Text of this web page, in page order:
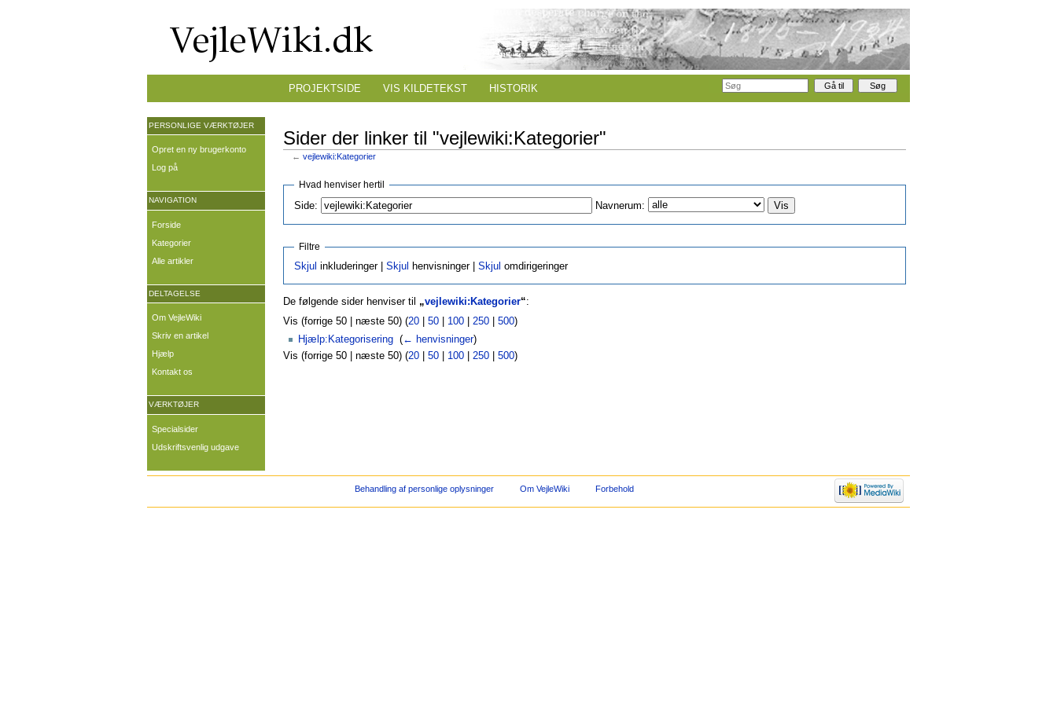
Sider der linker til "vejlewiki:Kategorier"
← vejlewiki:Kategorier
Hvad henviser hertil
Side:
Navnerum:
Filtre
Skjul inkluderinger | Skjul henvisninger | Skjul omdirigeringer
De følgende sider henviser til „vejlewiki:Kategorier“:
Vis (forrige 50 | næste 50) (20 50 100 250 500)
Hjælp:Kategorisering ‎(← henvisninger)
Vis (forrige 50 | næste 50) (20 50 100 250 500)
PROJEKTSIDE VIS KILDETEKST HISTORIK
PERSONLIGE VÆRKTØJER
Opret en ny brugerkonto
Log på
NAVIGATION
Forside
Kategorier
Alle artikler
DELTAGELSE
Om VejleWiki
Skriv en artikel
Hjælp
Kontakt os
VÆRKTØJER
Specialsider
Udskriftsvenlig udgave
Behandling af personlige oplysninger Om VejleWiki Forbehold